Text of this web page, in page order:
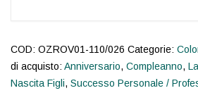
COD: OZROV01-110/026 Categorie:
di acquisto: Anniversario, Compleanno,
Nascita Figli, Successo Personale /